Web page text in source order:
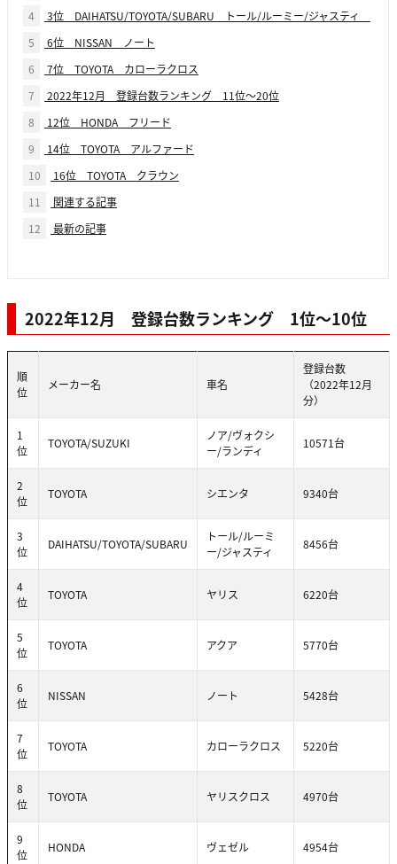
4
3位 DAIHATSU/TOYOTA/SUBARU トール/ルーミー/ジャスティ
5
6位 NISSAN ノート
6
7位 TOYOTA カローラクロス
7
2022年12月 登録台数ランキング 11位〜20位
8
12位 HONDA フリード
9
14位 TOYOTA アルファード
10
16位 TOYOTA クラウン
11
関連する記事
12
最新の記事
2022年12月 登録台数ランキング 1位〜10位
順
位
メーカー名 車名
登録台数
（2022年12月
分）
1
位
TOYOTA/SUZUKI
ノア/ヴォクシ
ー/ランディ
10571台
2
位
TOYOTA シエンタ 9340台
3
位
DAIHATSU/TOYOTA/SUBARU
トール/ルーミ
ー/ジャスティ
8456台
4
位
TOYOTA ヤリス 6220台
5
位
TOYOTA アクア 5770台
6
位
NISSAN ノート 5428台
7
位
TOYOTA カローラクロス 5220台
8
位
TOYOTA ヤリスクロス 4970台
9
位
HONDA ヴェゼル 4954台